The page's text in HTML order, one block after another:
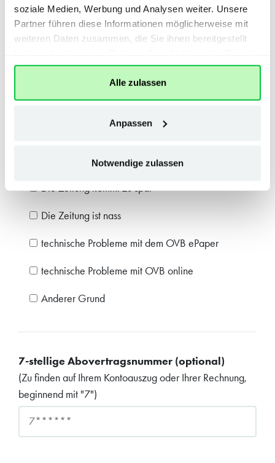
soziale Medien, Werbung und Analysen weiter. Unsere
Partner führen diese Informationen möglicherweise mit
weiteren Daten zusammen, die Sie ihnen bereitgestellt
gesammelt haben.
Alle zulassen
Anpassen
Notwendige zulassen
Ort
Reklamationsgrund
Die Zeitung kommt nicht
Die Zeitung kommt unregelmäßig
Die Zeitung kommt zu spät
Die Zeitung ist nass
technische Probleme mit dem OVB ePaper
technische Probleme mit OVB online
Anderer Grund
7-stellige Abovertragsnummer (optional)
(Zu finden auf Ihrem Kontoauszug oder Ihrer Rechnung,
beginnend mit "7")